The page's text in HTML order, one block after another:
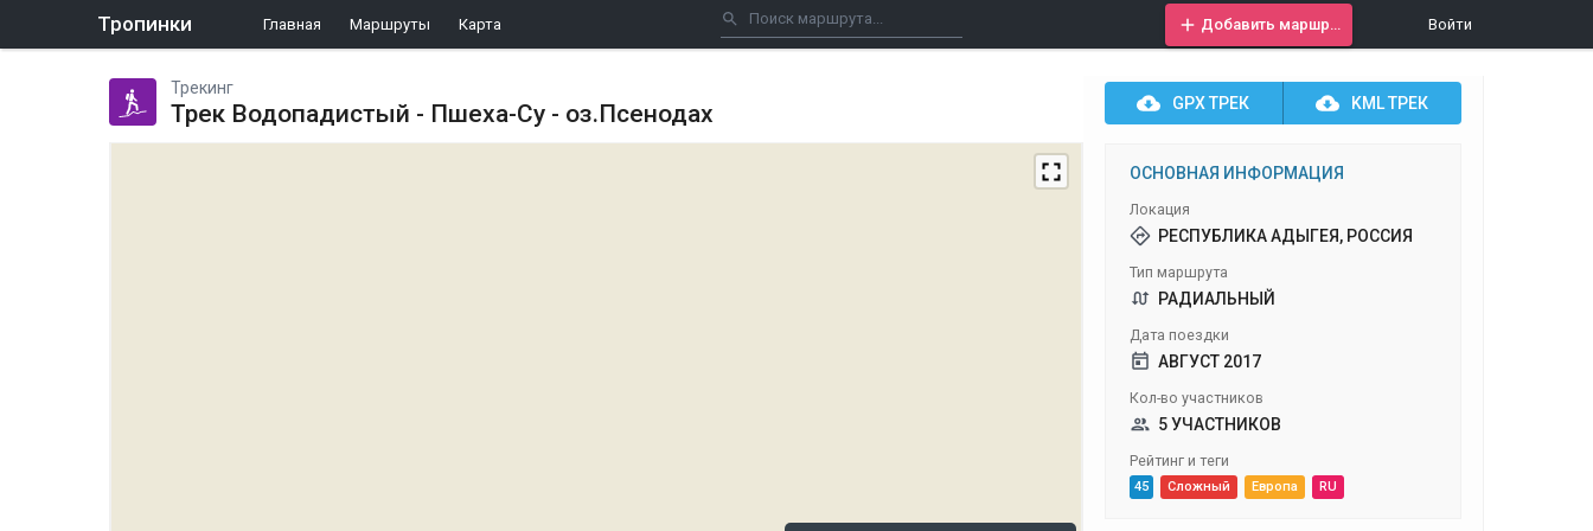
Тропинки Главная Маршруты Карта Войти
Трекинг
Трек Водопадистый - Пшеха-Су - оз.Псенодах GPXТРЕК KMLТРЕК
ОСНОВНАЯ ИНФОРМАЦИЯ
Локация
РЕСПУБЛИКА АДЫГЕЯ, РОССИЯ
Тип маршрута
РАДИАЛЬНЫЙ
Дата поездки
АВГУСТ 2017
Кол-во участников
5 УЧАСТНИКОВ
Рейтинг и теги
45 Сложный Европа RU